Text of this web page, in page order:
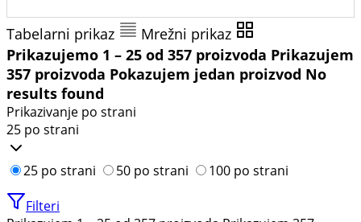
Tabelarni prikaz
Mrežni prikaz
Prikazujemo 1 – 25 od 357 proizvoda Prikazujem
357 proizvoda Pokazujem jedan proizvod No
results found
Prikazivanje po strani
25 po strani
25 po strani 50 po strani
100 po strani
Filteri